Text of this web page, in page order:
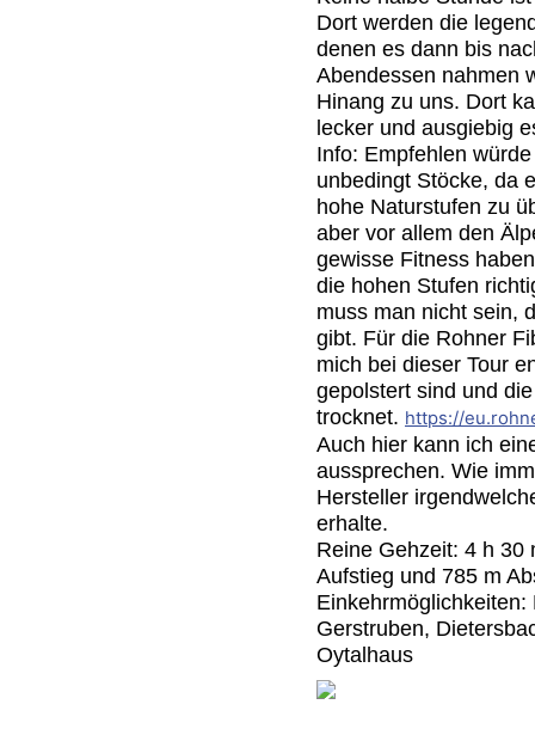
Dort werden die
denen es dann bis
Abendessen nahmen
Hinang zu uns. Dort
lecker und ausgiebig
Info: Empfehlen
unbedingt Stöcke, da
hohe Naturstufen zu
aber vor allem den
gewisse Fitness
die hohen Stufen
muss man nicht sein,
gibt. Für die Rohner
mich bei dieser Tour
gepolstert sind und
trocknet. https://
Auch hier kann ich
aussprechen. Wie
Hersteller
erhalte.
Reine Gehzeit: 4 h 30
Aufstieg und 785 m
Gerstruben,
Oytalhaus